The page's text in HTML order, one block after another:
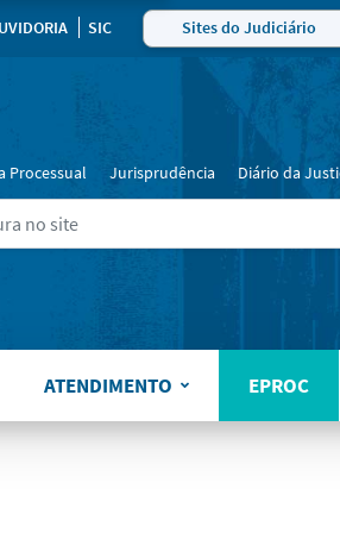
SIC Sites do Judiciário
Processual Jurisprudência Diário da
ATENDIMENTO EPROC